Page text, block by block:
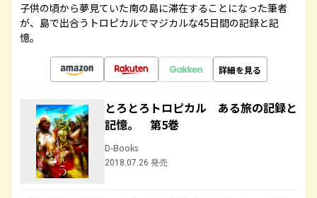
子供の頃から夢見ていた南の島に滞在することになった筆者
が、島で出合うトロピカルでマジカルな45日間の記録と記
憶。
詳細を見る
とろとろトロピカル ある旅の記録と
記憶。 第5巻
D-Books
2018.07.26 発売